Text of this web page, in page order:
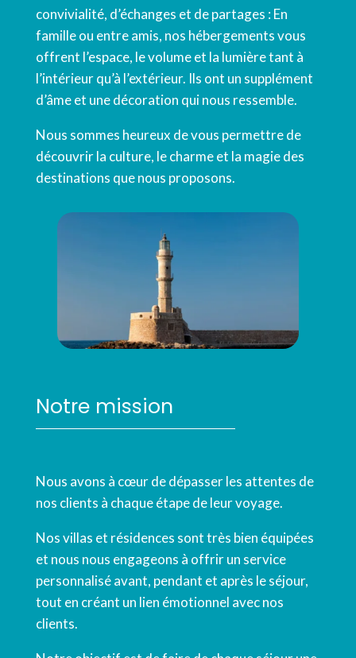
convivialité, d’échanges et de partages : En
famille ou entre amis, nos hébergements vous
offrent l’espace, le volume et la lumière tant à
l’intérieur qu’à l’extérieur. Ils ont un supplément
d’âme et une décoration qui nous ressemble.
Nous sommes heureux de vous permettre de
découvrir la culture, le charme et la magie des
destinations que nous proposons.
Notre mission
Nous avons à cœur de dépasser les attentes de
nos clients à chaque étape de leur voyage.
Nos villas et résidences sont très bien équipées
et nous nous engageons à offrir un service
personnalisé avant, pendant et après le séjour,
tout en créant un lien émotionnel avec nos
clients.